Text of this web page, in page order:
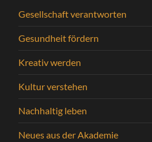
Gesellschaft verantworten
Gesundheit fördern
Kreativ werden
Kultur verstehen
Nachhaltig leben
Neues aus der Akademie